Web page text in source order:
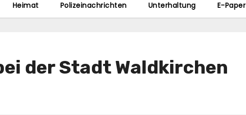
Heimat Polizeinachrichten Unterhaltung E-Paper
der Stadt Waldkirchen